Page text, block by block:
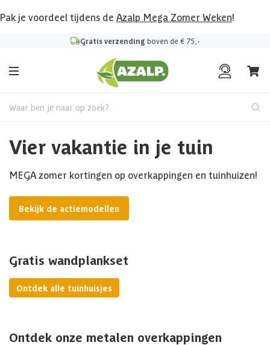
Pak je voordeel tijdens de Azalp Mega Zomer Weken!
Gratis verzending boven de € 75,-
Waar ben je naar op zoek?
Vier vakantie in je tuin
MEGA zomer kortingen op overkappingen en tuinhuizen!
Bekijk de actiemodellen
Gratis wandplankset
Ontdek alle tuinhuisjes
Ontdek onze metalen overkappingen